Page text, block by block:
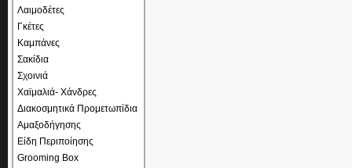
Λαιμοδέτες
Γκέτες
Καμπάνες
Σακίδια
Σχοινιά
Χαϊμαλιά- Χάνδρες
Διακοσμητικά Προμετωπίδια
Αμαξοδήγησης
Είδη Περιποίησης
Grooming Box